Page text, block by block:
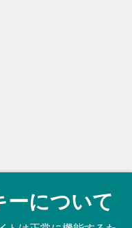
ンパック
プル
ーについて